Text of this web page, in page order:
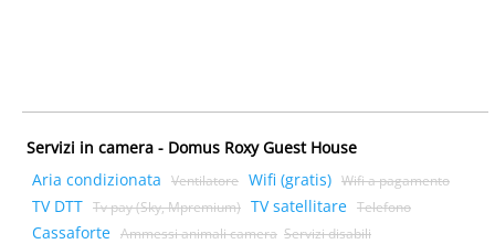
Servizi in camera - Domus Roxy Guest House
Aria condizionata
Ventilatore Wifi (gratis) Wifi a pagamento
TV DTT Tv pay (Sky, Mpremium) TV satellitare Telefono
Cassaforte Ammessi animali camera Servizi disabili